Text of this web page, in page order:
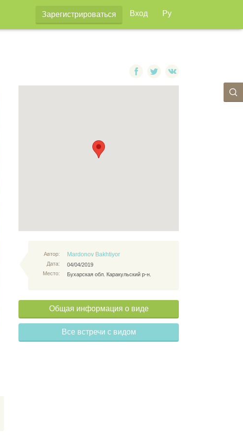
Зарегистрироваться Вход Ру
Автор:
Дата:
Место:
Mardonov Bakhtiyor
04/04/2019
Бухарская обл. Каракульский р-н.
Общая информация о виде
Все встречи с видом